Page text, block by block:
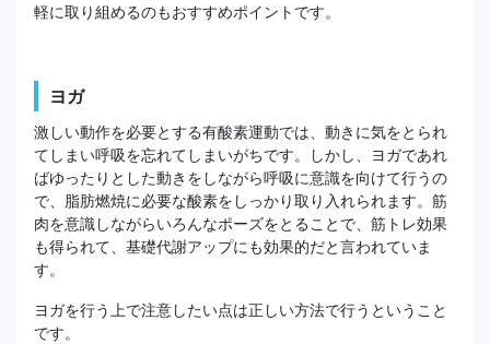
軽に取り組めるのもおすすめポイントです。
ヨガ
激しい動作を必要とする有酸素運動では、動きに気をとられ
てしまい呼吸を忘れてしまいがちです。しかし、ヨガであれ
ばゆったりとした動きをしながら呼吸に意識を向けて行うの
で、脂肪燃焼に必要な酸素をしっかり取り入れられます。筋
肉を意識しながらいろんなポーズをとることで、筋トレ効果
も得られて、基礎代謝アップにも効果的だと言われていま
す。
ヨガを行う上で注意したい点は正しい方法で行うということ
です。